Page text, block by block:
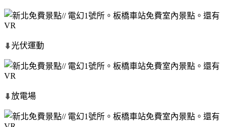
⬇光伏運動
⬇放電場